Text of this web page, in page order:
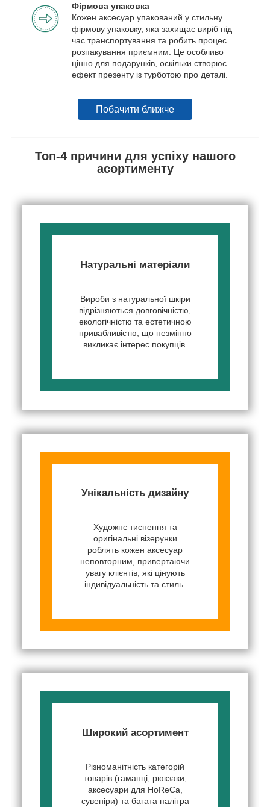
Фірмова упаковка
Кожен аксесуар упакований у стильну
фірмову упаковку, яка захищає виріб під
час транспортування та робить процес
розпакування приємним. Це особливо
цінно для подарунків, оскільки створює
ефект презенту із турботою про деталі.
Побачити ближче
Топ-4 причини для успіху нашого
асортименту
Натуральні матеріали
Вироби з натуральної шкіри
відрізняються довговічністю,
екологічністю та естетичною
привабливістю, що незмінно
викликає інтерес покупців.
Унікальність дизайну
Художнє тиснення та
оригінальні візерунки
роблять кожен аксесуар
неповторним, привертаючи
увагу клієнтів, які цінують
індивідуальність та стиль.
Широкий асортимент
Різноманітність категорій
товарів (гаманці, рюкзаки,
аксесуари для HoReCa,
сувеніри) та багата палітра